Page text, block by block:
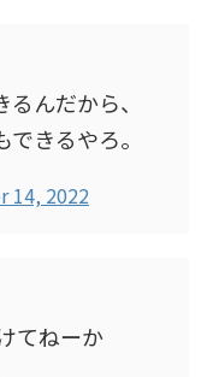
んだから、
きるやろ。
14, 2022
てねーか